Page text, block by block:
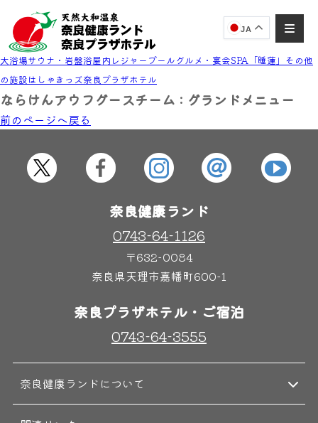
JA
サウナ・岩盤浴
屋内レジャープール グルメ
大浴場サウナ・岩盤浴屋内レジャープールグルメ・宴会SPA「睡蓮」 その他
の施設はしゃきっズ奈良プラザホテル
ならけんアウフグースチーム : グランドメニュー
前のページヘ戻る
奈良健康ランド
0743-64-1126
〒632-0084
奈良県天理市嘉幡町600-1
奈良プラザホテル・ご宿泊
0743-64-3555
奈良健康ランドについて
奈良健康ランド
奈良健康ランド AIコンシェルジュです。